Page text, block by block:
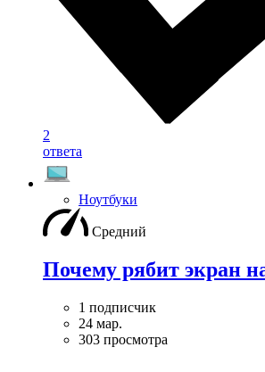
2
ответа
Ноутбуки
Средний
Почему рябит экран
1 подписчик
24 мар.
303 просмотра